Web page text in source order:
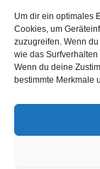
Um dir ein optimales
Cookies, um
zuzugreifen. Wenn
wie das
Wenn du deine
bestimmte Merkmale
Unter den
Unterkünfte,
Shop gibt es für dich
Unsere Motivation